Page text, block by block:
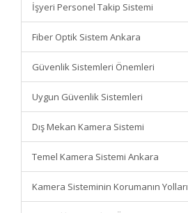
İşyeri Personel Takip Sistemi
Fiber Optik Sistem Ankara
Güvenlik Sistemleri Önemleri
Uygun Güvenlik Sistemleri
Dış Mekan Kamera Sistemi
Temel Kamera Sistemi Ankara
Kamera Sisteminin Korumanın Yolları